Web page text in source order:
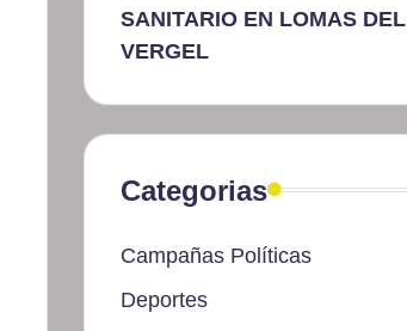
SANITARIO EN LOMAS DEL
VERGEL
Categorias
Campañas Políticas
Deportes